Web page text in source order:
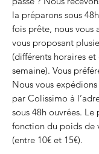
la préparons sous
fois prête, nous vous
vous proposant
(différents horaires
semaine). Vous
Nous vous
par Colissimo à
sous 48h ouvrées.
fonction du poids de
(entre 10€ et 15€).